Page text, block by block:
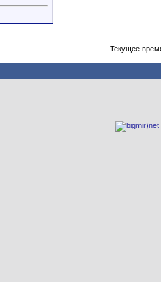
Текущее